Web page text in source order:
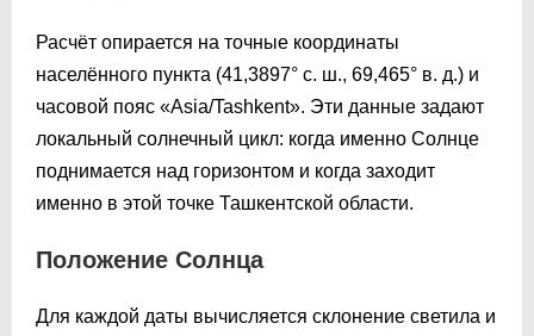
Расчёт опирается на точные координаты
населённого пункта (41,3897° с. ш., 69,465° в. д.) и
часовой пояс «Asia/Tashkent». Эти данные задают
локальный солнечный цикл: когда именно Солнце
поднимается над горизонтом и когда заходит
именно в этой точке Ташкентской области.
Положение Солнца
Для каждой даты вычисляется склонение светила и